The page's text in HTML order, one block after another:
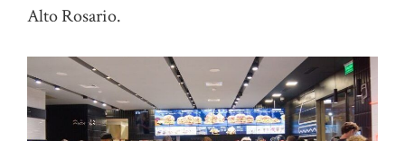
Alto Rosario.